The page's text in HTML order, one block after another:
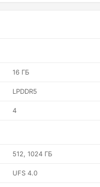
16 ГБ
LPDDR5
4
512, 1024 ГБ
UFS 4.0